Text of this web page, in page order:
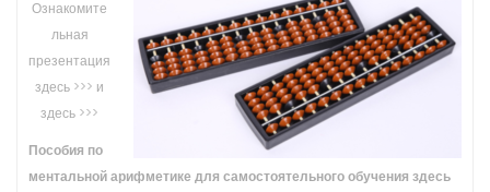
Ознакомите
льная
презентация
здесь >>> и
здесь >>>
Пособия по
ментальной арифметике для самостоятельного обучения здесь